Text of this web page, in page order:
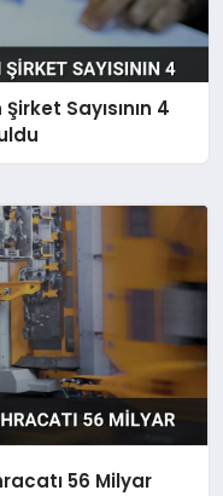
Sayısının 4
56 Milyar